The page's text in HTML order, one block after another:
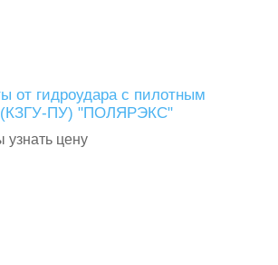
от гидроудара с пилотным
(КЗГУ-ПУ) "ПОЛЯРЭКС"
узнать цену